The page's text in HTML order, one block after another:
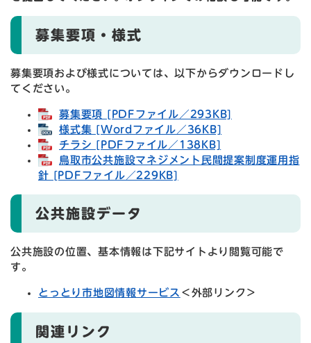
募集要項・様式
募集要項および様式については、以下からダウンロードし
てください。
募集要項 [PDFファイル／293KB]
様式集 [Wordファイル／36KB]
チラシ [PDFファイル／138KB]
鳥取市公共施設マネジメント民間提案制度運用指
針 [PDFファイル／229KB]
公共施設データ
公共施設の位置、基本情報は下記サイトより閲覧可能で
す。
とっとり市地図情報サービス ＜外部リンク＞
関連リンク